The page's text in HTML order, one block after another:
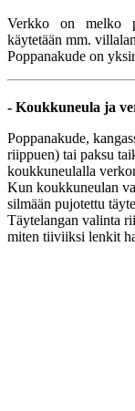
Verkko on melko
käytetään mm.
Poppanakude on
- Koukkuneula ja
Poppanakude,
riippuen) tai paksu
koukkuneulalla
Kun koukkuneulan
silmään pujotettu
Täytelangan valinta
miten tiiviiksi lenkit